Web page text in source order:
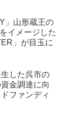
」山形蔵王の
イメージした
」が目玉に
した呉市の
金調達に向
ファンディ